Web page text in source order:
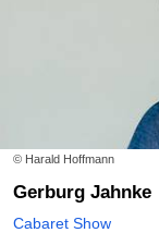
© Harald Hoffmann
Gerburg Jahnke
Cabaret Show